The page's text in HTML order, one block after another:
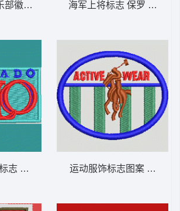
部徽章 保罗 骑马 polo 男
志 保罗 骑马 polo 男
海军上将标志 保罗 骑马
运动服饰标志图案 保罗 骑